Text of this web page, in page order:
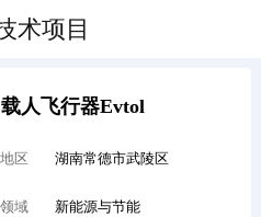
术项目
人飞行器Evtol
区 湖南常德市武陵区
域 新能源与节能